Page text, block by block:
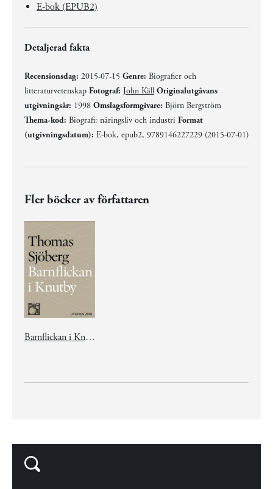
E-bok (EPUB2)
Detaljerad fakta
Recensionsdag: 2015-07-15 Genre: Biografier och
litteraturvetenskap Fotograf: John Käll Originalutgåvans
utgivningsår: 1998 Omslagsformgivare: Björn Bergström
Thema-kod: Biografi: näringsliv och industri Format
(utgivningsdatum): E-bok, epub2, 9789146227229 (2015-07-01)
Fler böcker av författaren
Barnflickan i Knutby